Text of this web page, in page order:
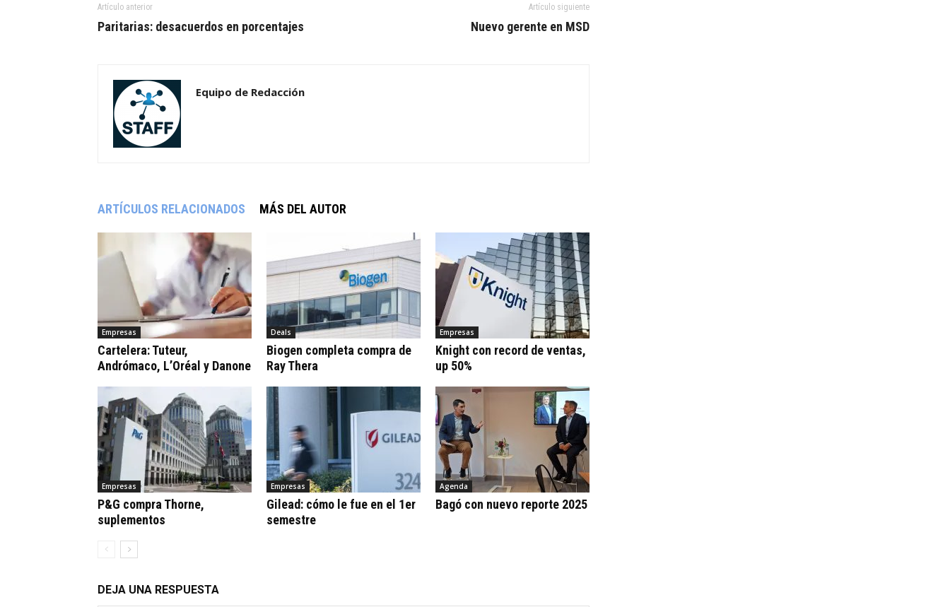
Artículo anterior
Paritarias: desacuerdos en porcentajes
Artículo siguiente
Nuevo gerente en MSD
Equipo de Redacción
ARTÍCULOS RELACIONADOS MÁS DEL AUTOR
Empresas
Cartelera: Tuteur,
Andrómaco, L’Oréal y Danone
Deals
Biogen completa compra de
Ray Thera
Empresas
Knight con record de ventas,
up 50%
Empresas
P&G compra Thorne,
suplementos
Empresas
Gilead: cómo le fue en el 1er
semestre
Agenda
Bagó con nuevo reporte 2025
DEJA UNA RESPUESTA